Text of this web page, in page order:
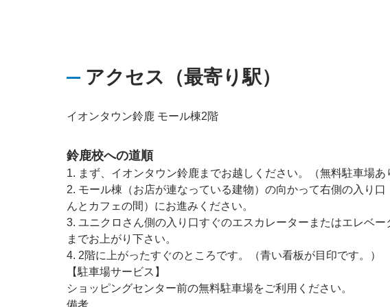
アクセス（最寄り駅）
イオンタウン鈴鹿 モール棟2階
鈴鹿校への道順
1. まず、イオンタウン鈴鹿までお越しください。（無料駐車場あ
2. モール棟（お店が連なっている建物）の向かって右側の入り口
んとカフェの間）にお進みください。
3. ユニクロさん側の入り口すぐのエスカレーターまたはエレベー
までお上がり下さい。
4. 2階に上がったすぐのところです。（青い看板が目印です。）
【駐車場サービス】
ショッピングセンター前の無料駐車場をご利用ください。
備考